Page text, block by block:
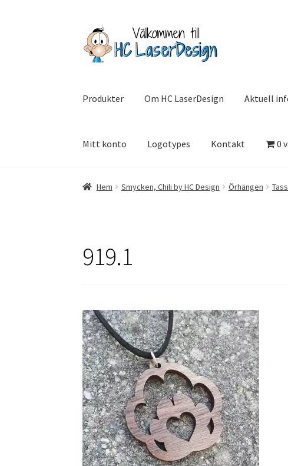
Hoppa
till
navigering
Hoppa
till
innehåll
Produkter Om HC LaserDesign Aktuell
Mitt konto Logotypes Kontakt 0
Hem Aktuell info mm Betalning Integritetspolicy
Hem Smycken, Chili by HC Design Örhängen
919.1